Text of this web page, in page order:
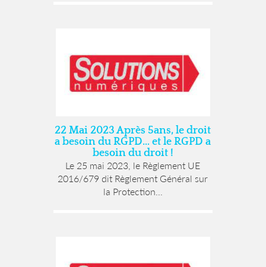
22 Mai 2023 Après 5ans, le droit
a besoin du RGPD… et le RGPD a
besoin du droit !
Le 25 mai 2023, le Règlement UE
2016/679 dit Règlement Général sur
la Protection...